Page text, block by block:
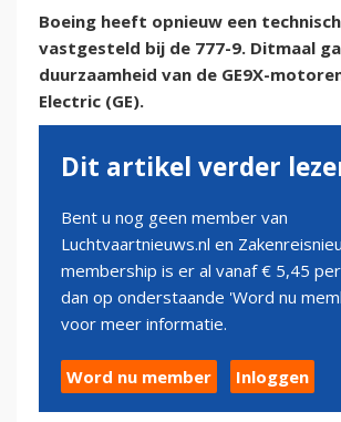
Boeing heeft opnieuw een
vastgesteld bij de 777-9. Ditmaal
duurzaamheid van de GE9X-
Electric (GE).
Dit artikel verder
Bent u nog geen member van
Luchtvaartnieuws.nl en
membership is er al vanaf € 5,45
dan op onderstaande 'Word nu
voor meer informatie.
Word nu member Inloggen